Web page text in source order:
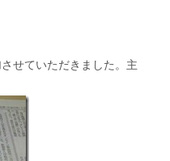
せていただきました。主